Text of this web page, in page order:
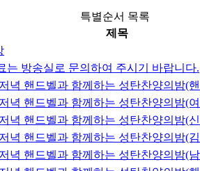
특별순서 목록
제목
는 방송실로 문의하여 주시기 바랍니다.
녁 핸드벨과 함께하는 성탄찬양의밤(
녁 핸드벨과 함께하는 성탄찬양의밤(
녁 핸드벨과 함께하는 성탄찬양의밤(
녁 핸드벨과 함께하는 성탄찬양의밤(
녁 핸드벨과 함께하는 성탄찬양의밤(